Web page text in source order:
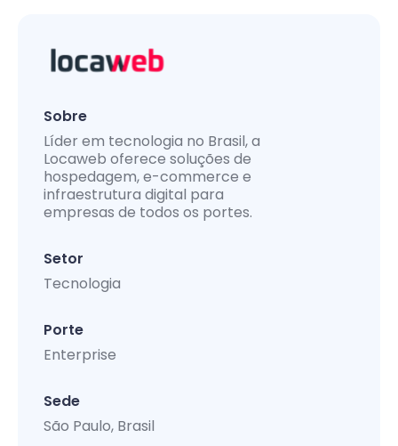
Sobre
Líder em tecnologia no Brasil, a
Locaweb oferece soluções de
hospedagem, e-commerce e
infraestrutura digital para
empresas de todos os portes.
Setor
Tecnologia
Porte
Enterprise
Sede
São Paulo, Brasil